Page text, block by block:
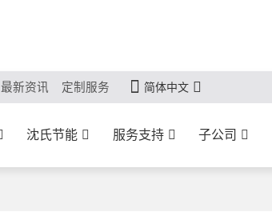
最新资讯 定制服务 简体中文
沈氏节能 服务支持 子公司